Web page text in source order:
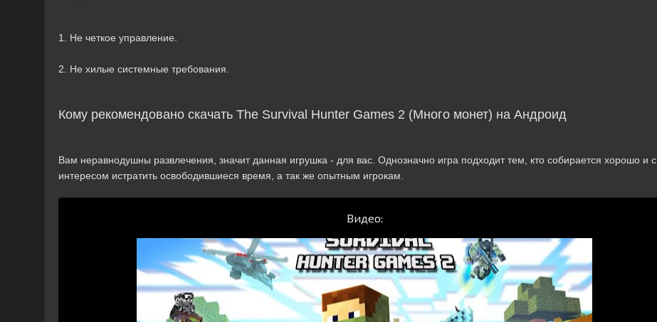
1. Не четкое управление.
2. Не хилые системные требования.
Кому рекомендовано скачать The Survival Hunter Games 2 (Много монет) на Андроид
Вам неравнодушны развлечения, значит данная игрушка - для вас. Однозначно игра подходит тем, кто собирается хорошо и с
интересом истратить освободившиеся время, а так же опытным игрокам.
Видео: